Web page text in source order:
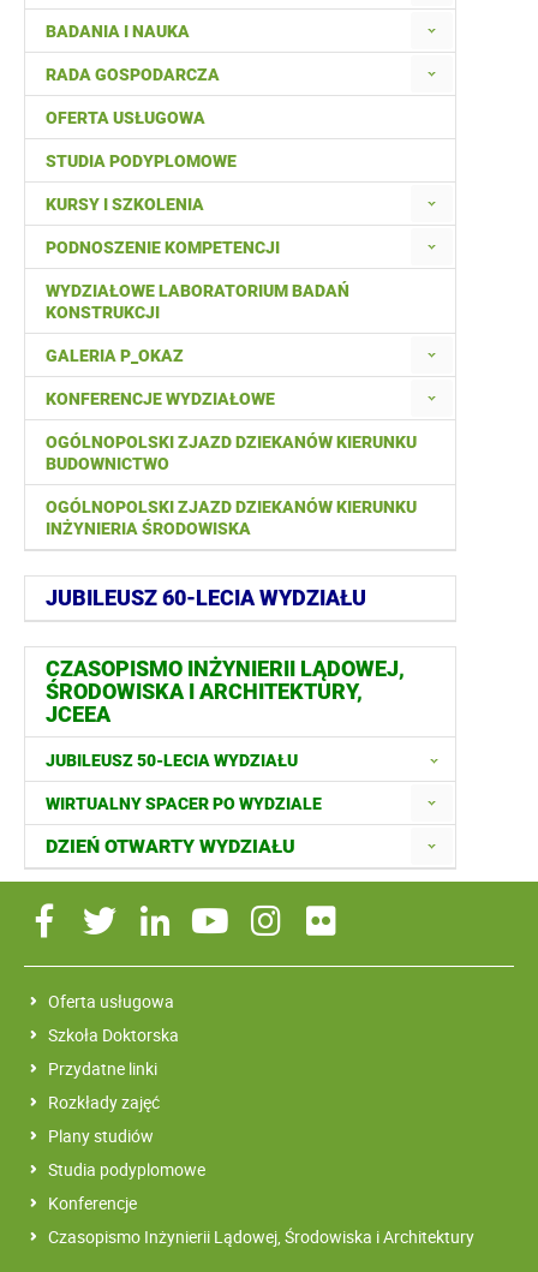
BADANIA I NAUKA
RADA GOSPODARCZA
OFERTA USŁUGOWA
STUDIA PODYPLOMOWE
KURSY I SZKOLENIA
PODNOSZENIE KOMPETENCJI
WYDZIAŁOWE LABORATORIUM BADAŃ
KONSTRUKCJI
GALERIA P_OKAZ
KONFERENCJE WYDZIAŁOWE
OGÓLNOPOLSKI ZJAZD DZIEKANÓW KIERUNKU
BUDOWNICTWO
OGÓLNOPOLSKI ZJAZD DZIEKANÓW KIERUNKU
INŻYNIERIA ŚRODOWISKA
JUBILEUSZ 60-LECIA WYDZIAŁU
CZASOPISMO INŻYNIERII LĄDOWEJ,
ŚRODOWISKA I ARCHITEKTURY,
JCEEA
JUBILEUSZ 50-LECIA WYDZIAŁU
WIRTUALNY SPACER PO WYDZIALE
DZIEŃ OTWARTY WYDZIAŁU
Oferta usługowa
Szkoła Doktorska
Przydatne linki
Rozkłady zajęć
Plany studiów
Studia podyplomowe
Konferencje
Czasopismo Inżynierii Lądowej, Środowiska i Architektury